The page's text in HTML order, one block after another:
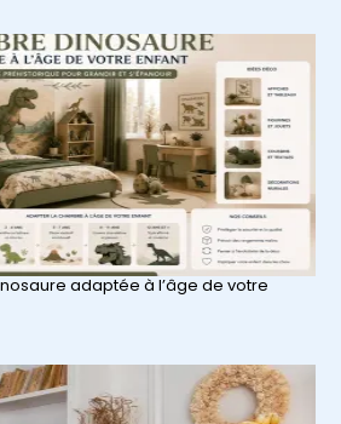
adaptée à l’âge de votre